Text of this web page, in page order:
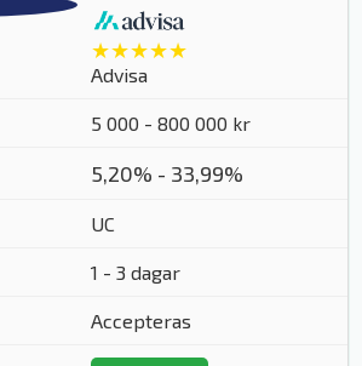
★★★★★
Advisa
5 000 - 800 000 kr
5,20% - 33,99%
UC
1 - 3 dagar
Accepteras